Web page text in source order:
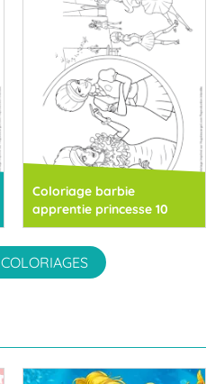
Coloriage barbie
apprentie princesse 10